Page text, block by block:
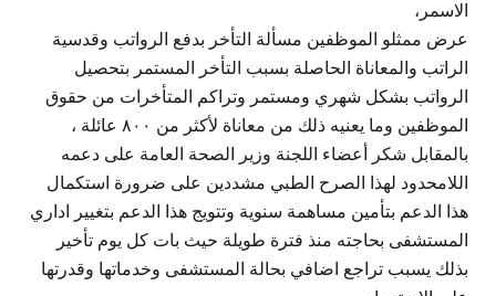
الاسمر،
عرض ممثلو الموظفين مسألة التأخر بدفع الرواتب وقدسية
الراتب والمعاناة الحاصلة بسبب التأخر المستمر بتحصيل
الرواتب بشكل شهري ومستمر وتراكم المتأخرات من حقوق
الموظفين وما يعنيه ذلك من معاناة لأكثر من ٨٠٠ عائلة ،
بالمقابل شكر أعضاء اللجنة وزير الصحة العامة على دعمه
اللامحدود لهذا الصرح الطبي مشددين على ضرورة استكمال
هذا الدعم بتأمين مساهمة سنوية وتتويج هذا الدعم بتغيير اداري
المستشفى بحاجته منذ فترة طويلة حيث بات كل يوم تأخير
بذلك يسبب تراجع اضافي بحالة المستشفى وخدماتها وقدرتها